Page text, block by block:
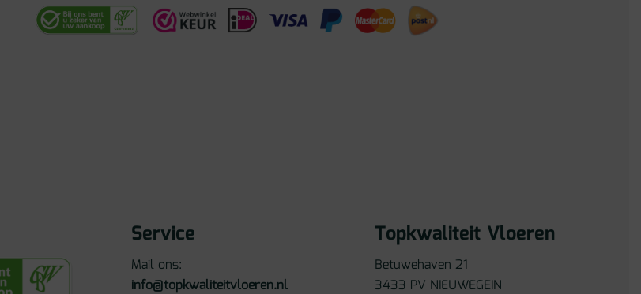
Service
Mail ons:
info@topkwaliteitvloeren.nl
Topkwaliteit Vloeren
Betuwehaven 21
3433 PV NIEUWEGEIN